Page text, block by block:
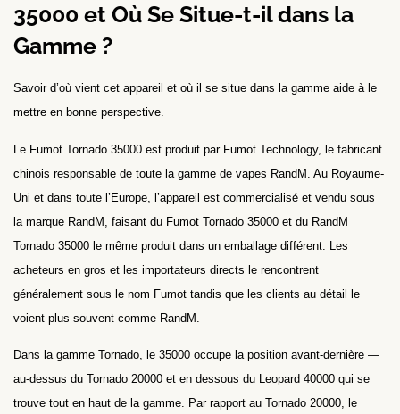
35000 et Où Se Situe-t-il dans la
Gamme ?
Savoir d’où vient cet appareil et où il se situe dans la gamme aide à le
mettre en bonne perspective.
Le Fumot Tornado 35000 est produit par Fumot Technology, le fabricant
chinois responsable de toute la gamme de vapes RandM. Au Royaume-
Uni et dans toute l’Europe, l’appareil est commercialisé et vendu sous
la marque RandM, faisant du Fumot Tornado 35000 et du RandM
Tornado 35000 le même produit dans un emballage différent. Les
acheteurs en gros et les importateurs directs le rencontrent
généralement sous le nom Fumot tandis que les clients au détail le
voient plus souvent comme RandM.
Dans la gamme Tornado, le 35000 occupe la position avant-dernière —
au-dessus du Tornado 20000 et en dessous du Leopard 40000 qui se
trouve tout en haut de la gamme. Par rapport au Tornado 20000, le